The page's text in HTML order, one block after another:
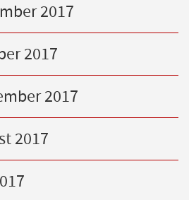
2017
2017
2017
2017